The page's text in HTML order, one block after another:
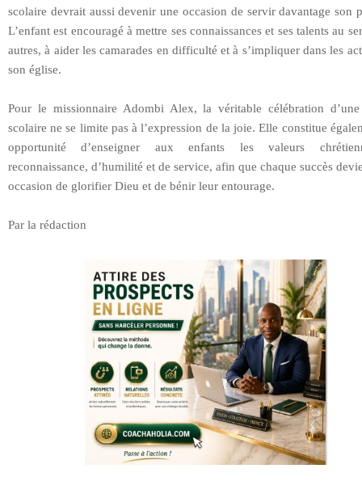
scolaire devrait aussi devenir une occasion de servir davantage son
L’enfant est encouragé à mettre ses connaissances et ses talents au
autres, à aider les camarades en difficulté et à s’impliquer dans les
son église.
Pour le missionnaire Adombi Alex, la véritable célébration d’une
scolaire ne se limite pas à l’expression de la joie. Elle constitue
opportunité d’enseigner aux enfants les valeurs
reconnaissance, d’humilité et de service, afin que chaque succès
occasion de glorifier Dieu et de bénir leur entourage.
Par la rédaction